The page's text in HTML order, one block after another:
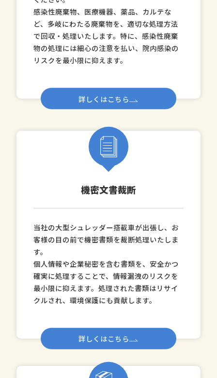
感染性廃棄物、医療機器、薬品、カルテな
ど、多岐にわたる廃棄物を、適切な処理方法
で回収・処理いたします。特に、感染性廃棄
物の処理には細心の注意を払い、院内感染の
リスクを最小限に抑えます。
詳しくはこちら
機密文書裁断
当社の大型シュレッダー搭載車が出張し、お
客様の目の前で機密書類を裁断処理いたしま
す。
個人情報や企業秘密を含む書類を、安全かつ
確実に処理することで、情報漏洩のリスクを
最小限に抑えます。処理された書類はリサイ
クルされ、環境保護にも貢献します。
詳しくはこちら